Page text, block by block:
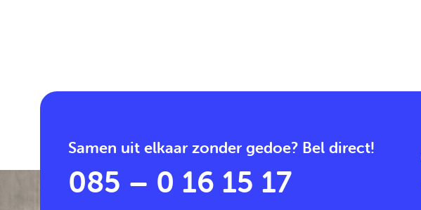
Samen uit elkaar zonder gedoe? Bel direct!
085 – 0 16 15 17